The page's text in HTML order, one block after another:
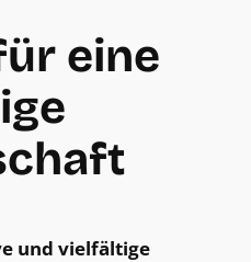
eine
und vielfältige